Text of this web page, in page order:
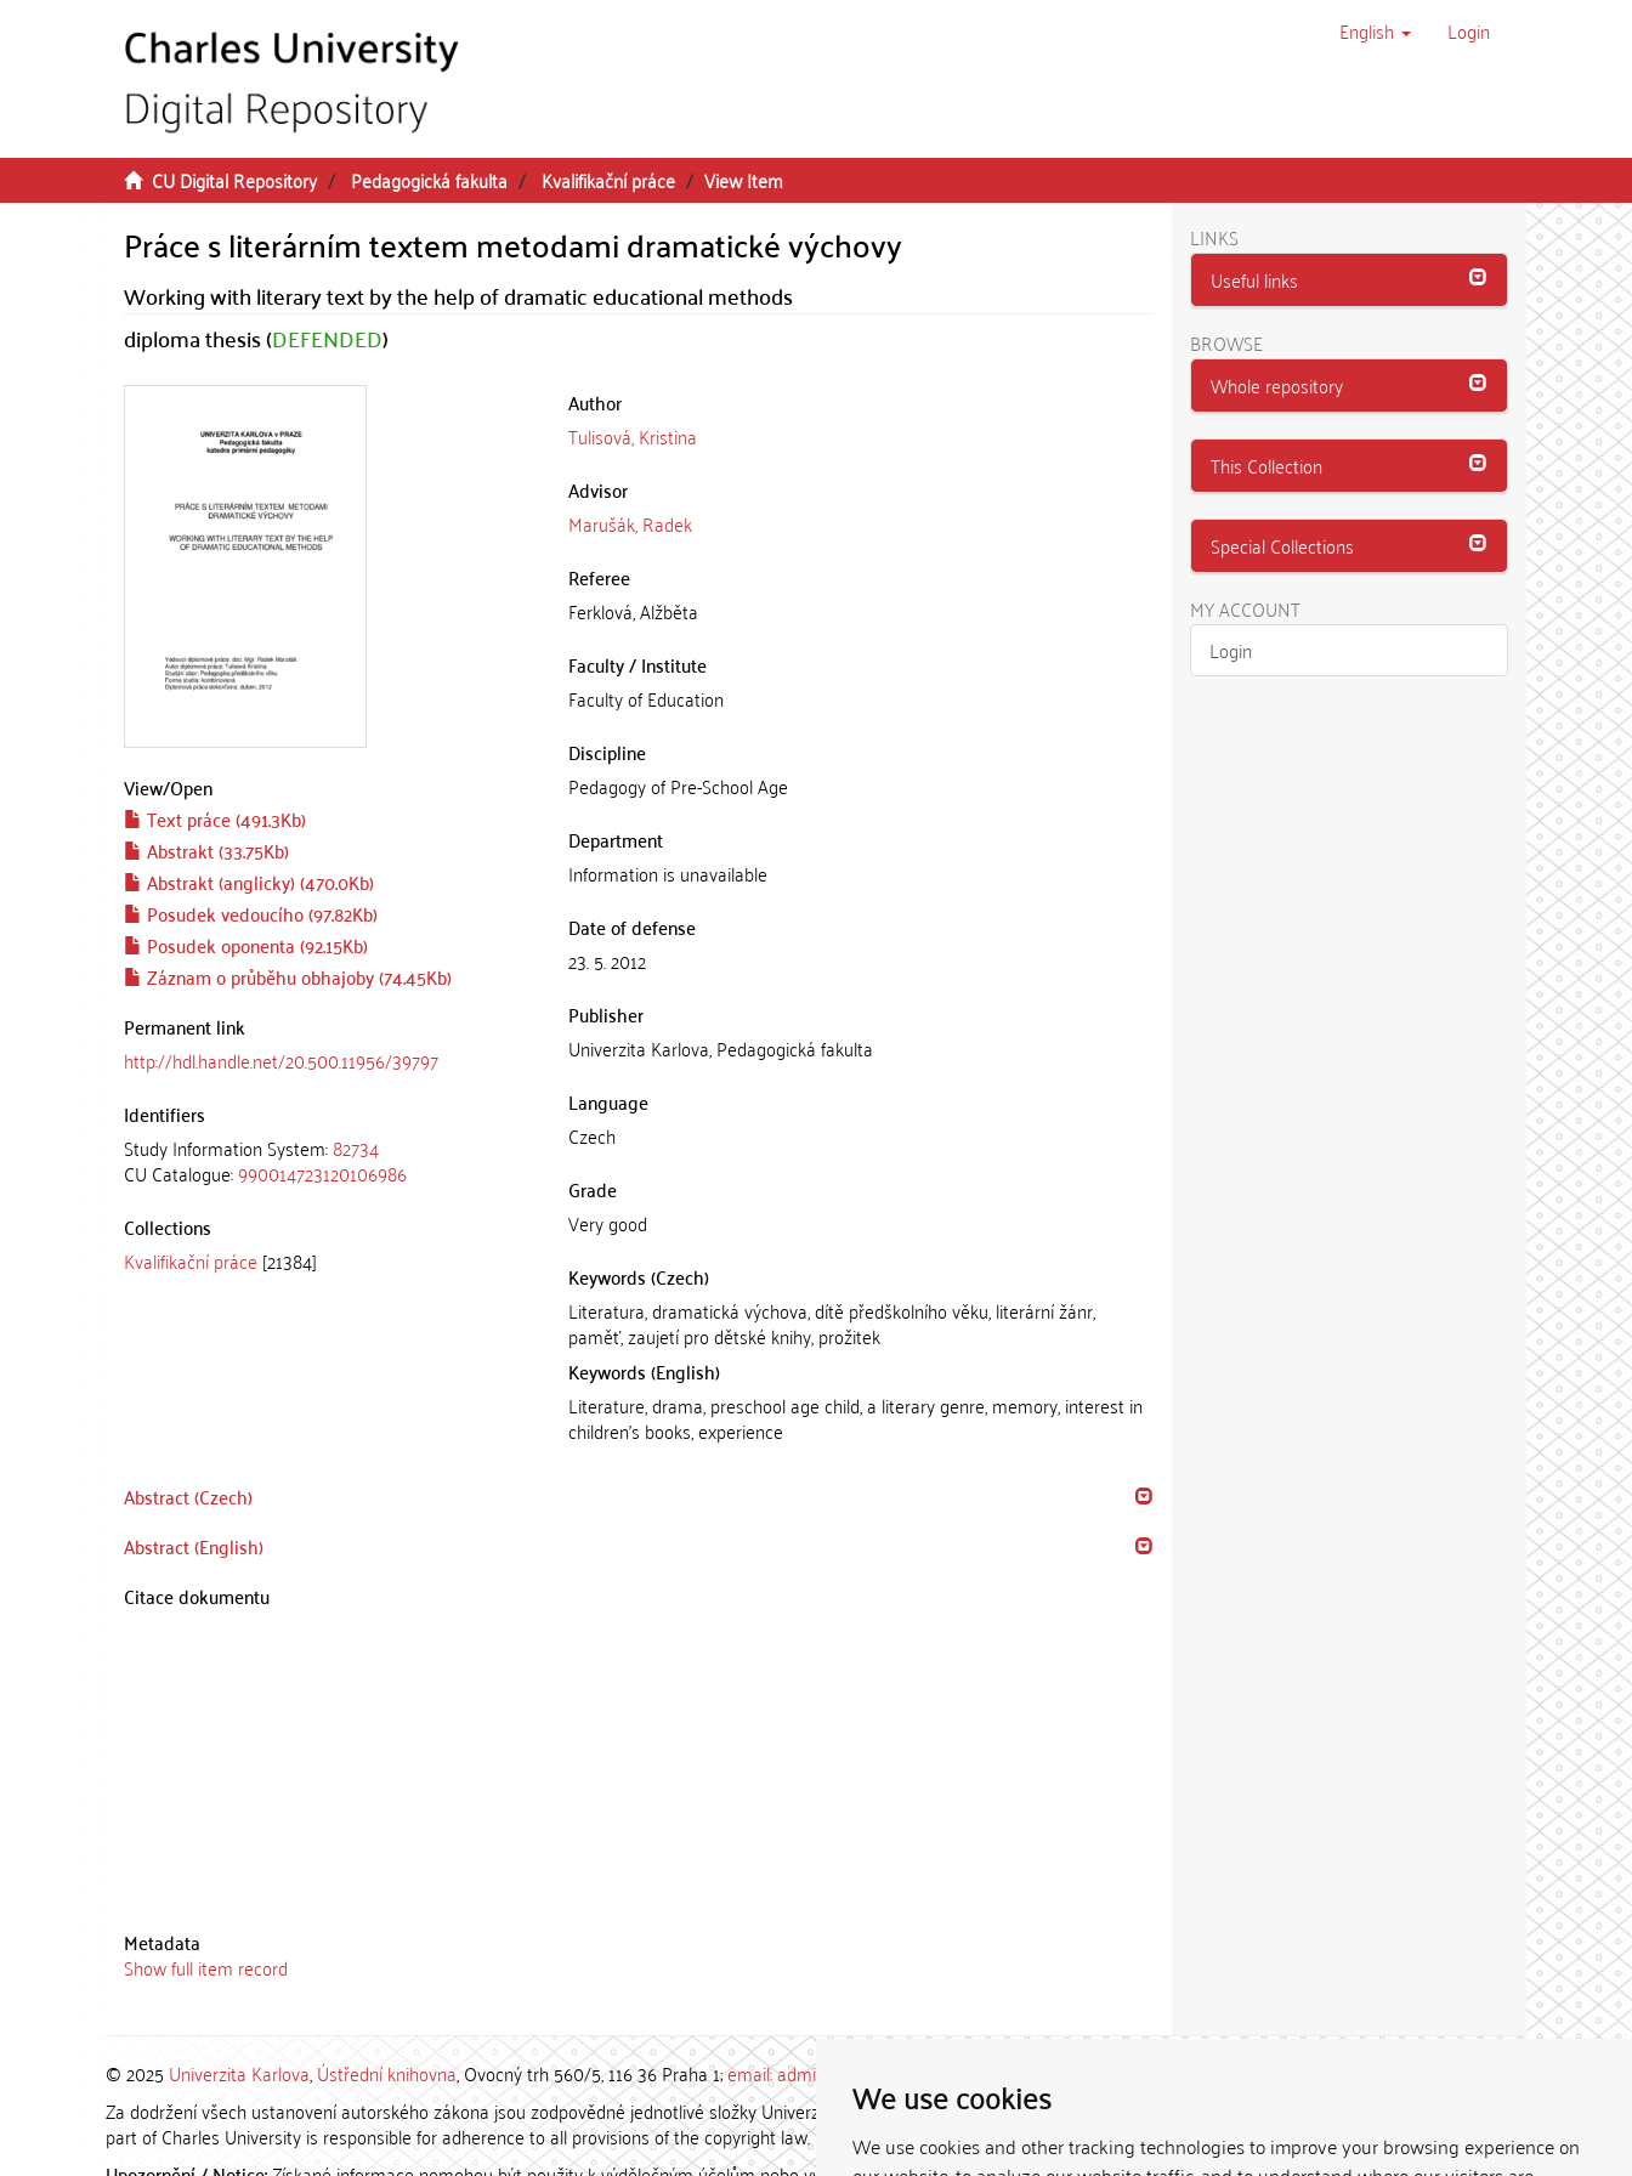
We use cookies
We use cookies and other tracking technologies to improve your browsing experience on
English Login
CU Digital Repository Pedagogická fakulta Kvalifikační práce View Item
Práce s literárním textem metodami dramatické výchovy
Working with literary text by the help of dramatic educational methods
diploma thesis (DEFENDED)
View/Open
Text práce (491.3Kb)
Abstrakt (33.75Kb)
Abstrakt (anglicky) (470.0Kb)
Posudek vedoucího (97.82Kb)
Posudek oponenta (92.15Kb)
Záznam o průběhu obhajoby (74.45Kb)
Permanent link
http://hdl.handle.net/20.500.11956/39797
Identifiers
Study Information System:82734
CU Catalogue:990014723120106986
Collections
Kvalifikační práce [21384]
Author
Tulisová, Kristina
Advisor
Marušák, Radek
Referee
Ferklová, Alžběta
Faculty / Institute
Faculty of Education
Discipline
Pedagogy of Pre-School Age
Department
Information is unavailable
Date of defense
23. 5. 2012
Publisher
Univerzita Karlova, Pedagogická fakulta
Language
Czech
Grade
Very good
Keywords (Czech)
Literatura, dramatická výchova, dítě předškolního věku, literární žánr,
paměť, zaujetí pro dětské knihy, prožitek
Keywords (English)
Literature, drama, preschool age child, a literary genre, memory, interest in
children's books, experience
Abstract (Czech)
Abstract (English)
Citace dokumentu
Metadata
Show full item record
LINKS
Useful links
BROWSE
Whole repository
This Collection
Special Collections
MY ACCOUNT
Login
© 2025 Univerzita Karlova,Ústřední knihovna, Ovocný trh 560/5, 116 36 Praha 1;email: admin-repozitar [at] cuni.cz
Za dodržení všech ustanovení autorského zákona jsou zodpovědné jednotlivé složky Univerzity Karlovy. / Each constituent
part of Charles University is responsible for adherence to all provisions of the copyright law.